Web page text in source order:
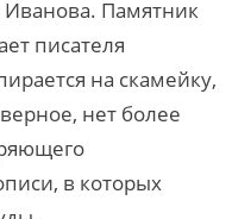
Памятник
писателя
на скамейку,
нет более
в которых